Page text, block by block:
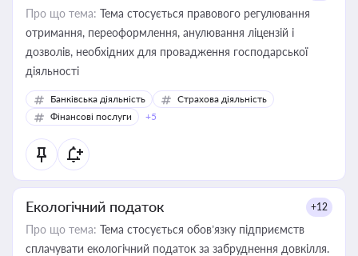
Про що тема: Тема стосується правового регулювання
отримання, переоформлення, анулювання ліцензій і
дозволів, необхідних для провадження господарської
діяльності
Банківська діяльність
Страхова діяльність
Фінансові послуги
+5
Екологічний податок +12
Про що тема: Тема стосується обов’язку підприємств
сплачувати екологічний податок за забруднення довкілля.